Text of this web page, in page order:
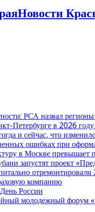
Новости
РСА назвал
Петербурге в 2026 году
и сейчас, что
ошибках при
в Москве
запустят проект
компанию
России
молодежный форум